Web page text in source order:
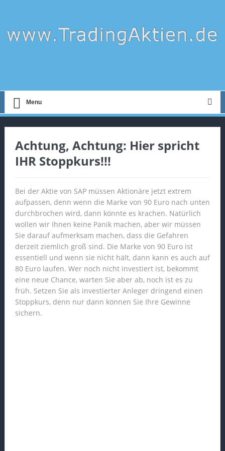
Menu
Achtung, Achtung: Hier spricht
IHR Stoppkurs!!!
Bei der Aktie von SAP müssen Aktionäre jetzt extrem
aufpassen, denn wenn die Marke von 90 Euro nach unten
durchbrochen wird, dann könnte es krachen. Natürlich
wollen wir Ihnen keine Panik machen, aber wir müssen
Sie darauf aufmerksam machen, dass die Gefahren
derzeit ziemlich groß sind. Die Marke von 90 Euro ist
essentiell und wenn sie nicht hält, dann kann es auch auf
80 Euro laufen. Wer noch nicht investiert ist, bekommt
eine neue Chance, warten Sie aber ab, noch ist es zu
früh. Setzen Sie als investierter Anleger dringend einen
Stoppkurs, denn nur dann können Sie Ihre Gewinne
sichern.